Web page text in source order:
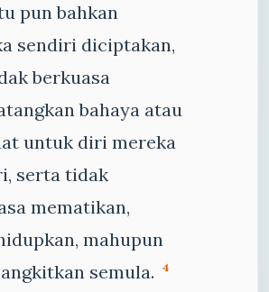
pun bahkan
sendiri diciptakan,
berkuasa
bahaya atau
untuk diri mereka
serta tidak
mematikan,
mahupun
semula.
4